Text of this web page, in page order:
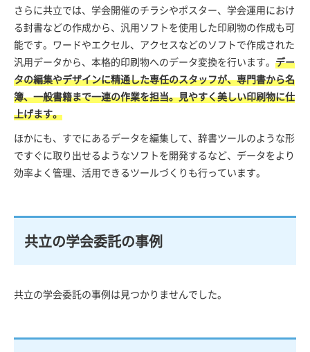
さらに共立では、学会開催のチラシやポスター、学会運用におけ
る封書などの作成から、汎用ソフトを使用した印刷物の作成も可
能です。ワードやエクセル、アクセスなどのソフトで作成された
汎用データから、本格的印刷物へのデータ変換を行います。 デー
タの編集やデザインに精通した専任のスタッフが、専門書から名
簿、一般書籍まで一連の作業を担当。見やすく美しい印刷物に仕
上げます。
ほかにも、すでにあるデータを編集して、辞書ツールのような形
ですぐに取り出せるようなソフトを開発するなど、データをより
効率よく管理、活用できるツールづくりも行っています。
共立の学会委託の事例
共立の学会委託の事例は見つかりませんでした。